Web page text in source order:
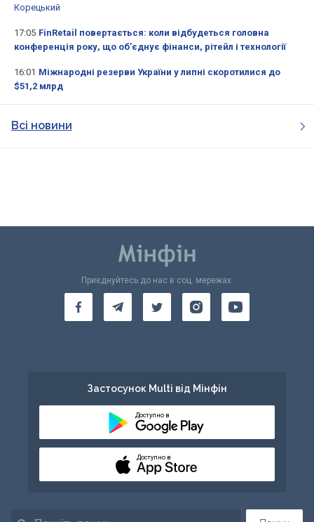
Корецький
17:05 FinRetail повертається: коли відбудеться головна
конференція року, що об’єднує фінанси, рітейл і технології
16:01 Міжнародні резерви України у липні скоротилися до
$51,2 млрд
Всі новини
Приєднуйтесь до нас в соц. мережах:
Застосунок Multi від Мінфін
Доступно в
Доступно в